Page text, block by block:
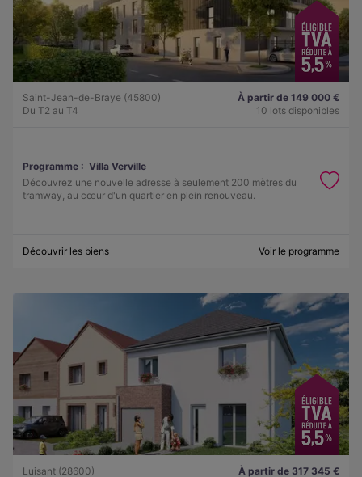
Saint-Jean-de-Braye (45800)
Du T2 au T4
À partir de 149 000 €
10 lots disponibles
Programme : Villa Verville
Découvrez une nouvelle adresse à seulement 200 mètres du
tramway, au cœur d'un quartier en plein renouveau.
Découvrir les biens Voir le programme
Luisant (28600) À partir de 317 345 €